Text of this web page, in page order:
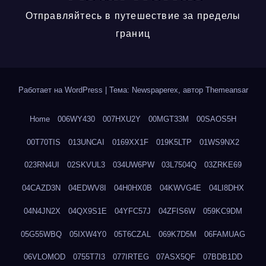
Отправляйтесь в путешествие за пределы
границ
Работает на WordPress Тема: Newspaperex, автор Themeansar
Home 006WY430 007HXU2Y 00MGT33M 00SAOS5H
00T70TIS 013UNCAI 0169XX1F 019K5LTP 01WS9NX2
023RN4UI 02SKVUL3 034UW6PW 03L7504Q 03ZRKE69
04CAZD3N 04EDWV8I 04H0HX0B 04KWVG4E 04LI8DHX
04N4JN2X 04QX9S1E 04YFC57J 04ZFIS6W 059KC9DM
05G55WBQ 05IXW4Y0 05T6CZAL 069K7D5M 06FAMUAG
06VLOMOD 0755T7I3 077IRTEG 07ASX5QF 07BDB1DD